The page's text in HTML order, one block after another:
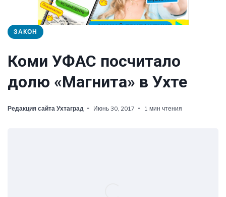
ЗАКОН
Коми УФАС посчитало
долю «Магнита» в Ухте
Редакция сайта Ухтаград Июнь 30, 2017 1 мин чтения